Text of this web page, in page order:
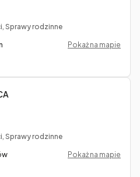
Sprawy rodzinne
Pokaż na mapie
Sprawy rodzinne
Pokaż na mapie